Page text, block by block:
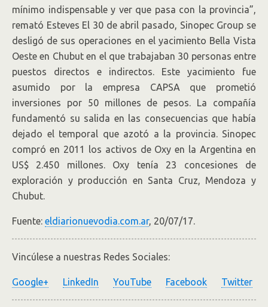
mínimo indispensable y ver que pasa con la provincia”,
remató Esteves El 30 de abril pasado, Sinopec Group se
desligó de sus operaciones en el yacimiento Bella Vista
Oeste en Chubut en el que trabajaban 30 personas entre
puestos directos e indirectos. Este yacimiento fue
asumido por la empresa CAPSA que prometió
inversiones por 50 millones de pesos. La compañía
fundamentó su salida en las consecuencias que había
dejado el temporal que azotó a la provincia. Sinopec
compró en 2011 los activos de Oxy en la Argentina en
US$ 2.450 millones. Oxy tenía 23 concesiones de
exploración y producción en Santa Cruz, Mendoza y
Chubut.
Fuente: eldiarionuevodia.com.ar, 20/07/17.
Vincúlese a nuestras Redes Sociales:
Google+ LinkedIn YouTube Facebook Twitter